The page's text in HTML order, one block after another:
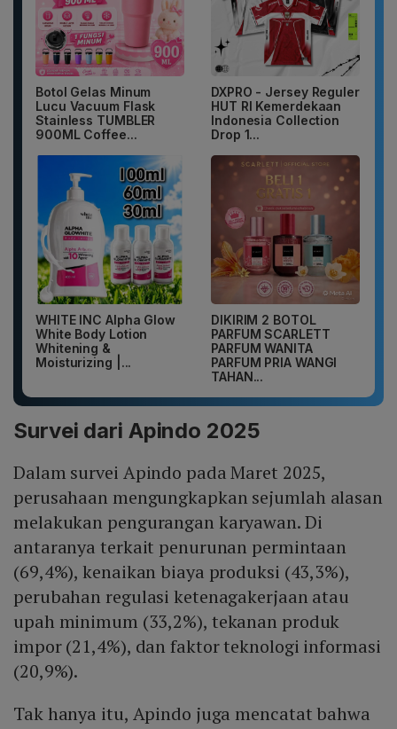
Botol Gelas Minum
Lucu Vacuum Flask
Stainless TUMBLER
900ML Coffee...
DXPRO - Jersey Reguler
HUT RI Kemerdekaan
Indonesia Collection
Drop 1...
WHITE INC Alpha Glow
White Body Lotion
Whitening &
Moisturizing |...
DIKIRIM 2 BOTOL
PARFUM SCARLETT
PARFUM WANITA
PARFUM PRIA WANGI
TAHAN...
Survei dari Apindo 2025
Dalam survei Apindo pada Maret 2025,
perusahaan mengungkapkan sejumlah alasan
melakukan pengurangan karyawan. Di
antaranya terkait penurunan permintaan
(69,4%), kenaikan biaya produksi (43,3%),
perubahan regulasi ketenagakerjaan atau
upah minimum (33,2%), tekanan produk
impor (21,4%), dan faktor teknologi informasi
(20,9%).
Tak hanya itu, Apindo juga mencatat bahwa